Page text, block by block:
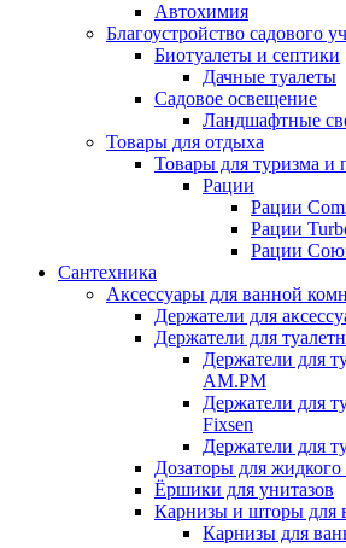
Автохимия
Благоустройство садового
Биотуалеты и септики
Дачные туалеты
Садовое освещение
Ландшафтные
Товары для отдыха
Товары для туризма и
Рации
Рации
Рации
Рации
Сантехника
Аксессуары для ванной
Держатели для
Держатели для
Держатели для
AM.PM
Держатели для
Fixsen
Держатели для
Дозаторы для
Ёршики для унитазов
Карнизы и шторы для
Карнизы для